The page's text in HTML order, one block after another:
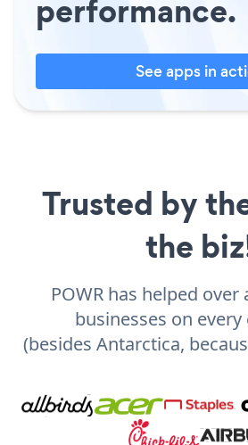
performance.
See apps in
Trusted by
the
POWR has helped
businesses on
(besides Antarctica,